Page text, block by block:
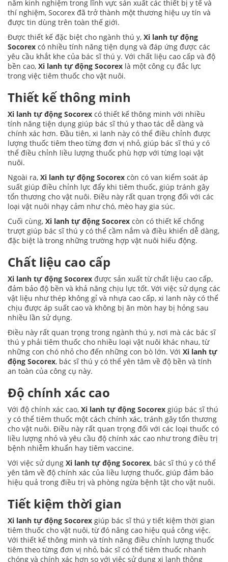
năm kinh nghiệm trong lĩnh vực sản xuất các thiết bị y tế và
thí nghiệm, Socorex đã trở thành một thương hiệu uy tín và
được tin dùng trên toàn thế giới.
Được thiết kế đặc biệt cho ngành thú y, Xi lanh tự động
Socorex có nhiều tính năng tiện dụng và đáp ứng được các
yêu cầu khắt khe của bác sĩ thú y. Với chất liệu cao cấp và độ
bền cao, Xi lanh tự động Socorex là một công cụ đắc lực
trong việc tiêm thuốc cho vật nuôi.
Thiết kế thông minh
Xi lanh tự động Socorex có thiết kế thông minh với nhiều
tính năng tiện dụng giúp bác sĩ thú y thao tác dễ dàng và
chính xác hơn. Đầu tiên, xi lanh này có thể điều chỉnh được
lượng thuốc tiêm theo từng đơn vị nhỏ, giúp bác sĩ thú y có
thể điều chỉnh liều lượng thuốc phù hợp với từng loại vật
nuôi.
Ngoài ra, Xi lanh tự động Socorex còn có van kiểm soát áp
suất giúp điều chỉnh lực đẩy khi tiêm thuốc, giúp tránh gây
tổn thương cho vật nuôi. Điều này rất quan trọng đối với các
loại vật nuôi nhạy cảm như chó, mèo hay gia súc.
Cuối cùng, Xi lanh tự động Socorex còn có thiết kế chống
trượt giúp bác sĩ thú y có thể cầm nắm và điều khiển dễ dàng,
đặc biệt là trong những trường hợp vật nuôi hiếu động.
Chất liệu cao cấp
Xi lanh tự động Socorex được sản xuất từ chất liệu cao cấp,
đảm bảo độ bền và khả năng chịu lực tốt. Với việc sử dụng các
vật liệu như thép không gỉ và nhựa cao cấp, xi lanh này có thể
chịu được áp suất cao và không bị ăn mòn hay bị hỏng sau
nhiều lần sử dụng.
Điều này rất quan trọng trong ngành thú y, nơi mà các bác sĩ
thú y phải tiêm thuốc cho nhiều loại vật nuôi khác nhau, từ
những con chó nhỏ cho đến những con bò lớn. Với Xi lanh tự
động Socorex, bác sĩ thú y có thể yên tâm về độ bền và tính
an toàn của công cụ này.
Độ chính xác cao
Với độ chính xác cao, Xi lanh tự động Socorex giúp bác sĩ thú
y có thể tiêm thuốc một cách chính xác, tránh gây tổn thương
cho vật nuôi. Điều này rất quan trọng đối với các loại thuốc có
liều lượng nhỏ và yêu cầu độ chính xác cao như trong điều trị
bệnh nhiễm khuẩn hay tiêm vaccine.
Với việc sử dụng Xi lanh tự động Socorex, bác sĩ thú y có thể
yên tâm về độ chính xác của liều lượng thuốc, giúp đảm bảo
hiệu quả trong điều trị và phòng ngừa bệnh tật cho vật nuôi.
Tiết kiệm thời gian
Xi lanh tự động Socorex giúp bác sĩ thú y tiết kiệm thời gian
tiêm thuốc cho vật nuôi, từ đó nâng cao hiệu quả công việc.
Với thiết kế thông minh và tính năng điều chỉnh lượng thuốc
tiêm theo từng đơn vị nhỏ, bác sĩ có thể tiêm thuốc nhanh
chóng và chính xác hơn so với việc sử dụng xi lanh thông